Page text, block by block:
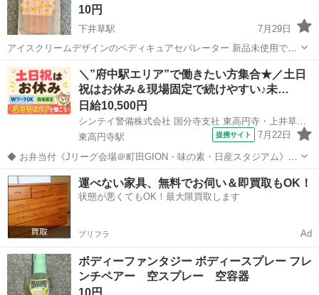
10円
下井草駅
7月29日
アイスクリームデザインのペディキュアセパレーター 新品未使用です
が、袋に折れや傷があります。
東京 杉並区 下井草駅 ネイル アイスクリーム
＼”府中駅エリア”で働きたい方集合★／土日
祝はお休み＆現場固定で続けやすい♪未…
日給10,500円
シンテイ警備株式会社 国分寺支社 東高円寺・上井草・久我山(33)エリア/A3203200124
東高円寺駅
提携サイト 7月22日
◆ お弁当付《Jリーグ会場＠町田GION・味の素・日産スタジアム》で
働こう ◆ サッカーリーグの試合会場で警備をお任せ◎ 頑張る選手や
熱いサッカーファンたちと一緒に 熱気を感じながら 感動の瞬間を見届
けられるチャンスかも！...
東京 杉並区 東高円寺駅 警備員
運べない家具、無料でお伺い＆即買取もOK！
状態が悪くてもOK！最大限買取します
プリフラ Ad
ボディーファンタジー ボディースプレー フレ
ンチペアー 空スプレー 空容器